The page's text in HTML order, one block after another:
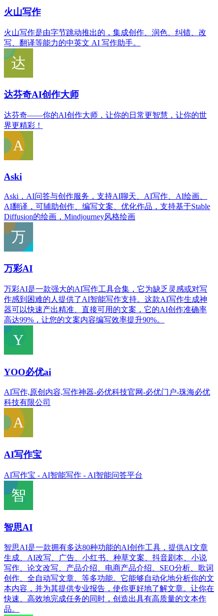
火山写作
火山写作是由字节跳动推出的，集成创作、润色、纠错、改
写、翻译等能力的中英文 AI 写作助手。
达芬奇AI创作大师
达芬奇——你的AI创作大师，让你的日常更智慧，让你的世
界更精彩！
Aski
Aski，AI问答与创作服务，支持AI聊天、AI写作、AI绘画、
AI翻译，可辅助创作、编写文案、优化作品，支持基于Stable
Diffusion的绘画，Mindjourney风格绘画
万彩AI
万彩AI是一款强大的AI写作工具合集，它为缺乏灵感或对写
作感到困难的人提供了AI智能写作支持。这款AI写作生成神
器可以快速产出精准、直接可用的文案，它的AI创作准确率
高达99%，让您的文案内容编写效率提升90%。
YOO必优ai
AI写作,原创内容,写作神器-必优科技官网-必优门户-珠海必优
科技有限公司
AI写作宝
AI写作宝 - AI智能写作 - AI智能问答平台
智思AI
智思AI是一款拥有多达80种功能的AI创作工具，提供AI文章
生成、AI改写、广告、小红书、种草文案、抖音剧本、小说
写作、论文改写、产品介绍、电商产品介绍、SEO分析、歌词
创作、全自动写文章、等多功能。它能够自动化地分析你的文
本内容，并为其提供专业报告，使你更好地了解文章。让你在
快速、高效地完成任务的同时，创造出具有高质量的文本作
品。